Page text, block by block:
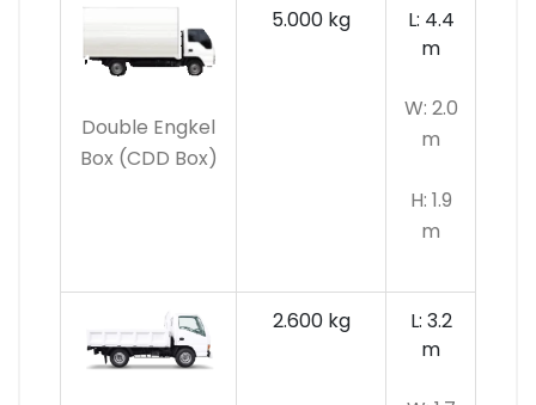
Double Engkel
Box (CDD Box)
5.000 kg
L: 4.4
m
W: 2.0
m
H: 1.9
m
2.600 kg
L: 3.2
m